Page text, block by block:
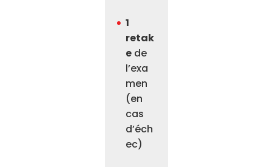
1
retak
e de
l’exa
men
(en
cas
d’éch
ec)